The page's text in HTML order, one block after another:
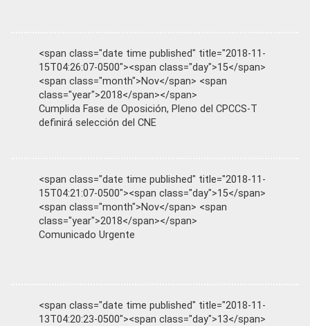
<span class="date time published" title="2018-11-
15T04:26:07-0500"><span class="day">15</span>
<span class="month">Nov</span> <span
class="year">2018</span></span>
Cumplida Fase de Oposición, Pleno del CPCCS-T
definirá selección del CNE
<span class="date time published" title="2018-11-
15T04:21:07-0500"><span class="day">15</span>
<span class="month">Nov</span> <span
class="year">2018</span></span>
Comunicado Urgente
<span class="date time published" title="2018-11-
13T04:20:23-0500"><span class="day">13</span>